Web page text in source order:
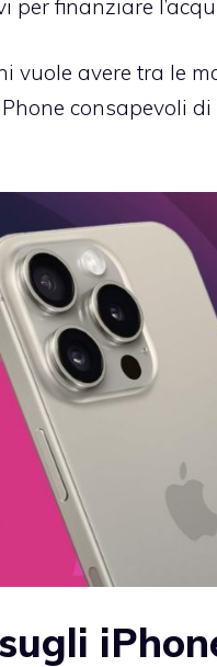
finanziare
vuole avere tra le
consapevoli